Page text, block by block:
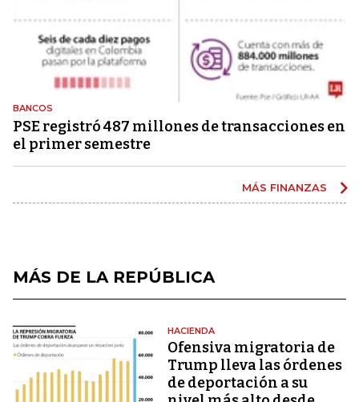
BANCOS
PSE registró 487 millones de transacciones en
el primer semestre
MÁS FINANZAS
MÁS DE LA REPÚBLICA
HACIENDA
Ofensiva migratoria de
Trump lleva las órdenes
de deportación a su